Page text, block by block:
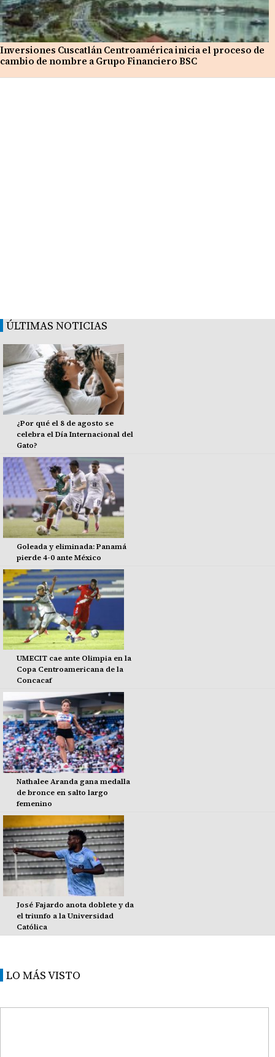
Inversiones Cuscatlán Centroamérica inicia el proceso de
cambio de nombre a Grupo Financiero BSC
ÚLTIMAS NOTICIAS
¿Por qué el 8 de agosto se
celebra el Día Internacional del
Gato?
Goleada y eliminada: Panamá
pierde 4-0 ante México
UMECIT cae ante Olimpia en la
Copa Centroamericana de la
Concacaf
Nathalee Aranda gana medalla
de bronce en salto largo
femenino
José Fajardo anota doblete y da
el triunfo a la Universidad
Católica
LO MÁS VISTO